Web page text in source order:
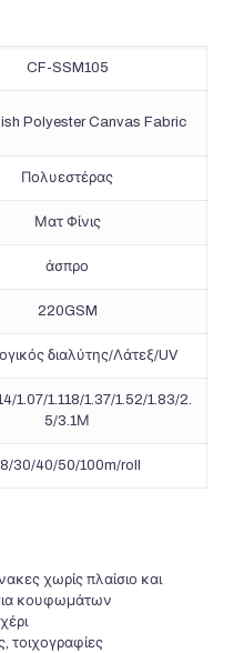
CF-SSM105
Polyester Canvas Fabric
Πολυεστέρας
Ματ Φίνις
άσπρο
220GSM
διαλύτης/Λάτεξ/UV
1.07/1.118/1.37/1.52/1.83/2.
5/3.1Μ
30/40/50/100m/roll
χωρίς πλαίσιο και
κουφωμάτων
τοιχογραφίες